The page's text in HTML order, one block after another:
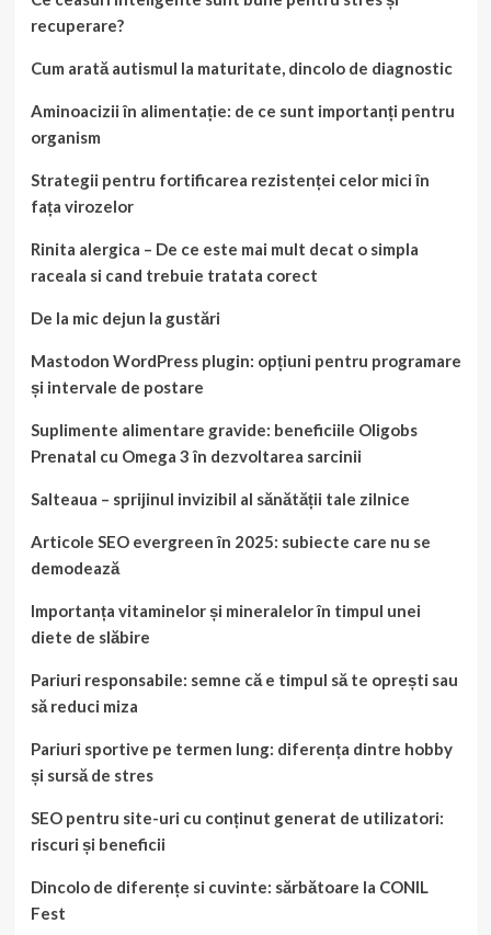
recuperare?
Cum arată autismul la maturitate, dincolo de diagnostic
Aminoacizii în alimentație: de ce sunt importanți pentru
organism
Strategii pentru fortificarea rezistenței celor mici în
fața virozelor
Rinita alergica – De ce este mai mult decat o simpla
raceala si cand trebuie tratata corect
De la mic dejun la gustări
Mastodon WordPress plugin: opțiuni pentru programare
și intervale de postare
Suplimente alimentare gravide: beneficiile Oligobs
Prenatal cu Omega 3 în dezvoltarea sarcinii
Salteaua – sprijinul invizibil al sănătății tale zilnice
Articole SEO evergreen în 2025: subiecte care nu se
demodează
Importanța vitaminelor și mineralelor în timpul unei
diete de slăbire
Pariuri responsabile: semne că e timpul să te oprești sau
să reduci miza
Pariuri sportive pe termen lung: diferența dintre hobby
și sursă de stres
SEO pentru site-uri cu conținut generat de utilizatori:
riscuri și beneficii
Dincolo de diferențe si cuvinte: sărbătoare la CONIL
Fest